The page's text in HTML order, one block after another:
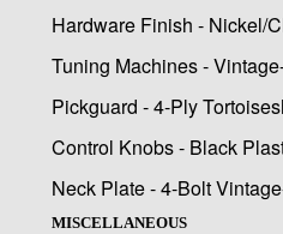
Hardware Finish - Nickel/
Tuning Machines -
Pickguard - 4-Ply
Control Knobs - Black
Neck Plate - 4-Bolt
MISCELLANEOUS